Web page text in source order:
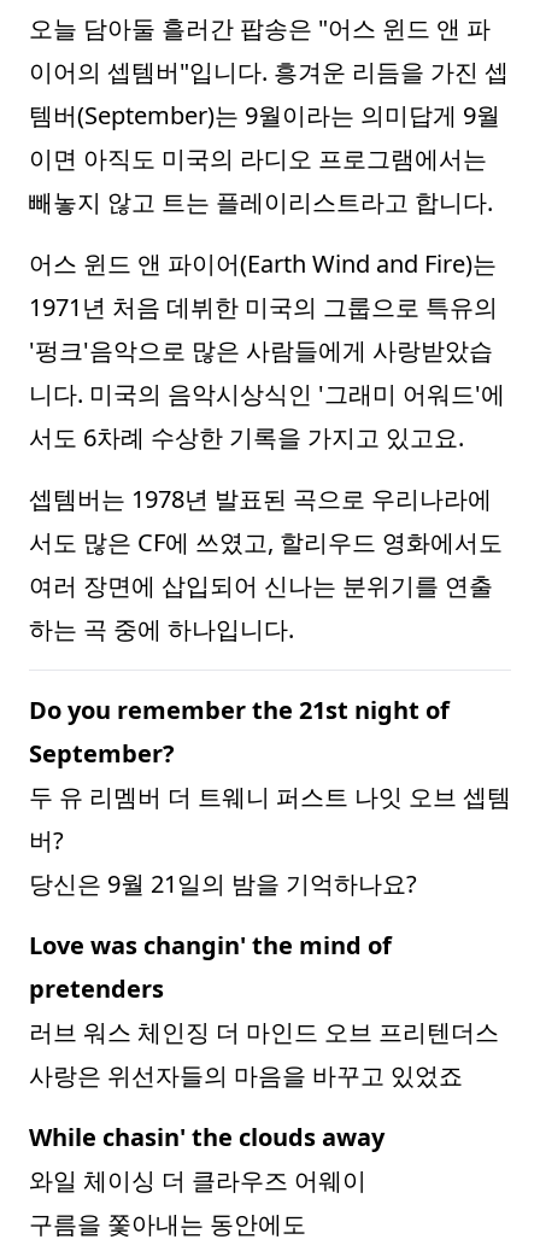
오늘 담아둘 흘러간 팝송은 "어스 윈드 앤 파
이어의 셉템버"입니다. 흥겨운 리듬을 가진 셉
템버(September)는 9월이라는 의미답게 9월
이면 아직도 미국의 라디오 프로그램에서는
빼놓지 않고 트는 플레이리스트라고 합니다.
어스 윈드 앤 파이어(Earth Wind and Fire)는
1971년 처음 데뷔한 미국의 그룹으로 특유의
'펑크'음악으로 많은 사람들에게 사랑받았습
니다. 미국의 음악시상식인 '그래미 어워드'에
서도 6차례 수상한 기록을 가지고 있고요.
셉템버는 1978년 발표된 곡으로 우리나라에
서도 많은 CF에 쓰였고, 할리우드 영화에서도
여러 장면에 삽입되어 신나는 분위기를 연출
하는 곡 중에 하나입니다.
Do you remember the 21st night of
September?
두 유 리멤버 더 트웨니 퍼스트 나잇 오브 셉템
버?
당신은 9월 21일의 밤을 기억하나요?
Love was changin' the mind of
pretenders
러브 워스 체인징 더 마인드 오브 프리텐더스
사랑은 위선자들의 마음을 바꾸고 있었죠
While chasin' the clouds away
와일 체이싱 더 클라우즈 어웨이
구름을 쫓아내는 동안에도